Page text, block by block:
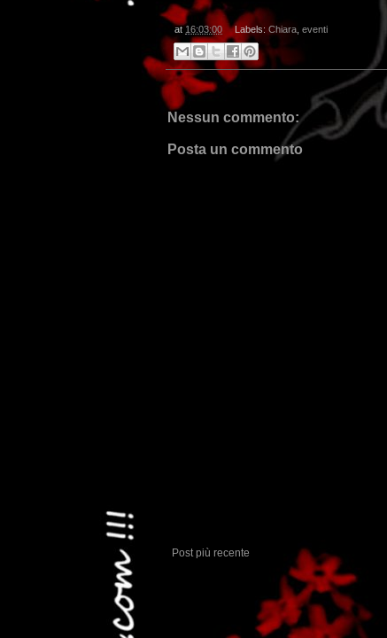
at16:03:00 Labels: Chiara, eventi
Nessun commento:
Posta un commento
Post più recente